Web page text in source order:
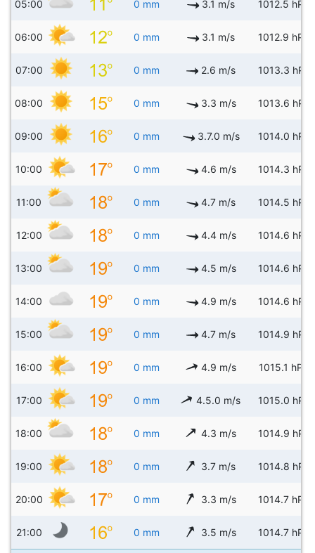
05:00 0 mm 3.1 m/s 1012.5 hPa
06:00 0 mm 3.1 m/s 1012.9 hPa
07:00 0 mm 2.6 m/s 1013.3 hPa
08:00 0 mm 3.3 m/s 1013.6 hPa
09:00 0 mm 3.7.0 m/s 1014.0 hPa
10:00 0 mm 4.6 m/s 1014.3 hPa
11:00 0 mm 4.7 m/s 1014.5 hPa
12:00 0 mm 4.4 m/s 1014.6 hPa
13:00 0 mm 4.5 m/s 1014.6 hPa
14:00 0 mm 4.9 m/s 1014.6 hPa
15:00 0 mm 4.7 m/s 1014.9 hPa
16:00 0 mm 4.9 m/s 1015.1 hPa
17:00 0 mm 4.5.0 m/s 1015.0 hPa
18:00 0 mm 4.3 m/s 1014.9 hPa
19:00 0 mm 3.7 m/s 1014.8 hPa
20:00 0 mm 3.3 m/s 1014.7 hPa
21:00 0 mm 3.5 m/s 1014.7 hPa